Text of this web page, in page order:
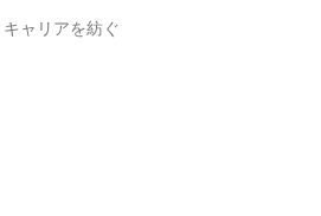
キャリアを紡ぐ